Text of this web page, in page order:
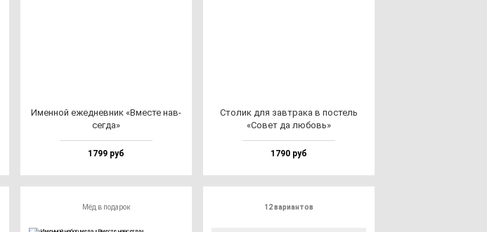
Имен­ной ежед­нев­ник «Вмес­те нав­
сег­да»
1799 руб
Сто­лик для зав­тра­ка в пос­тель
«Совет да лю­бовь»
1790 руб
Мёд в подарок 12 вариантов